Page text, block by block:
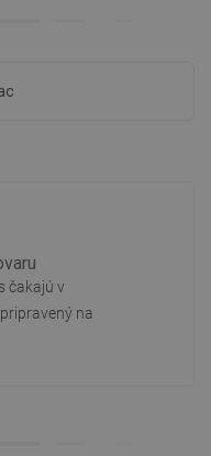
čakajú v
na